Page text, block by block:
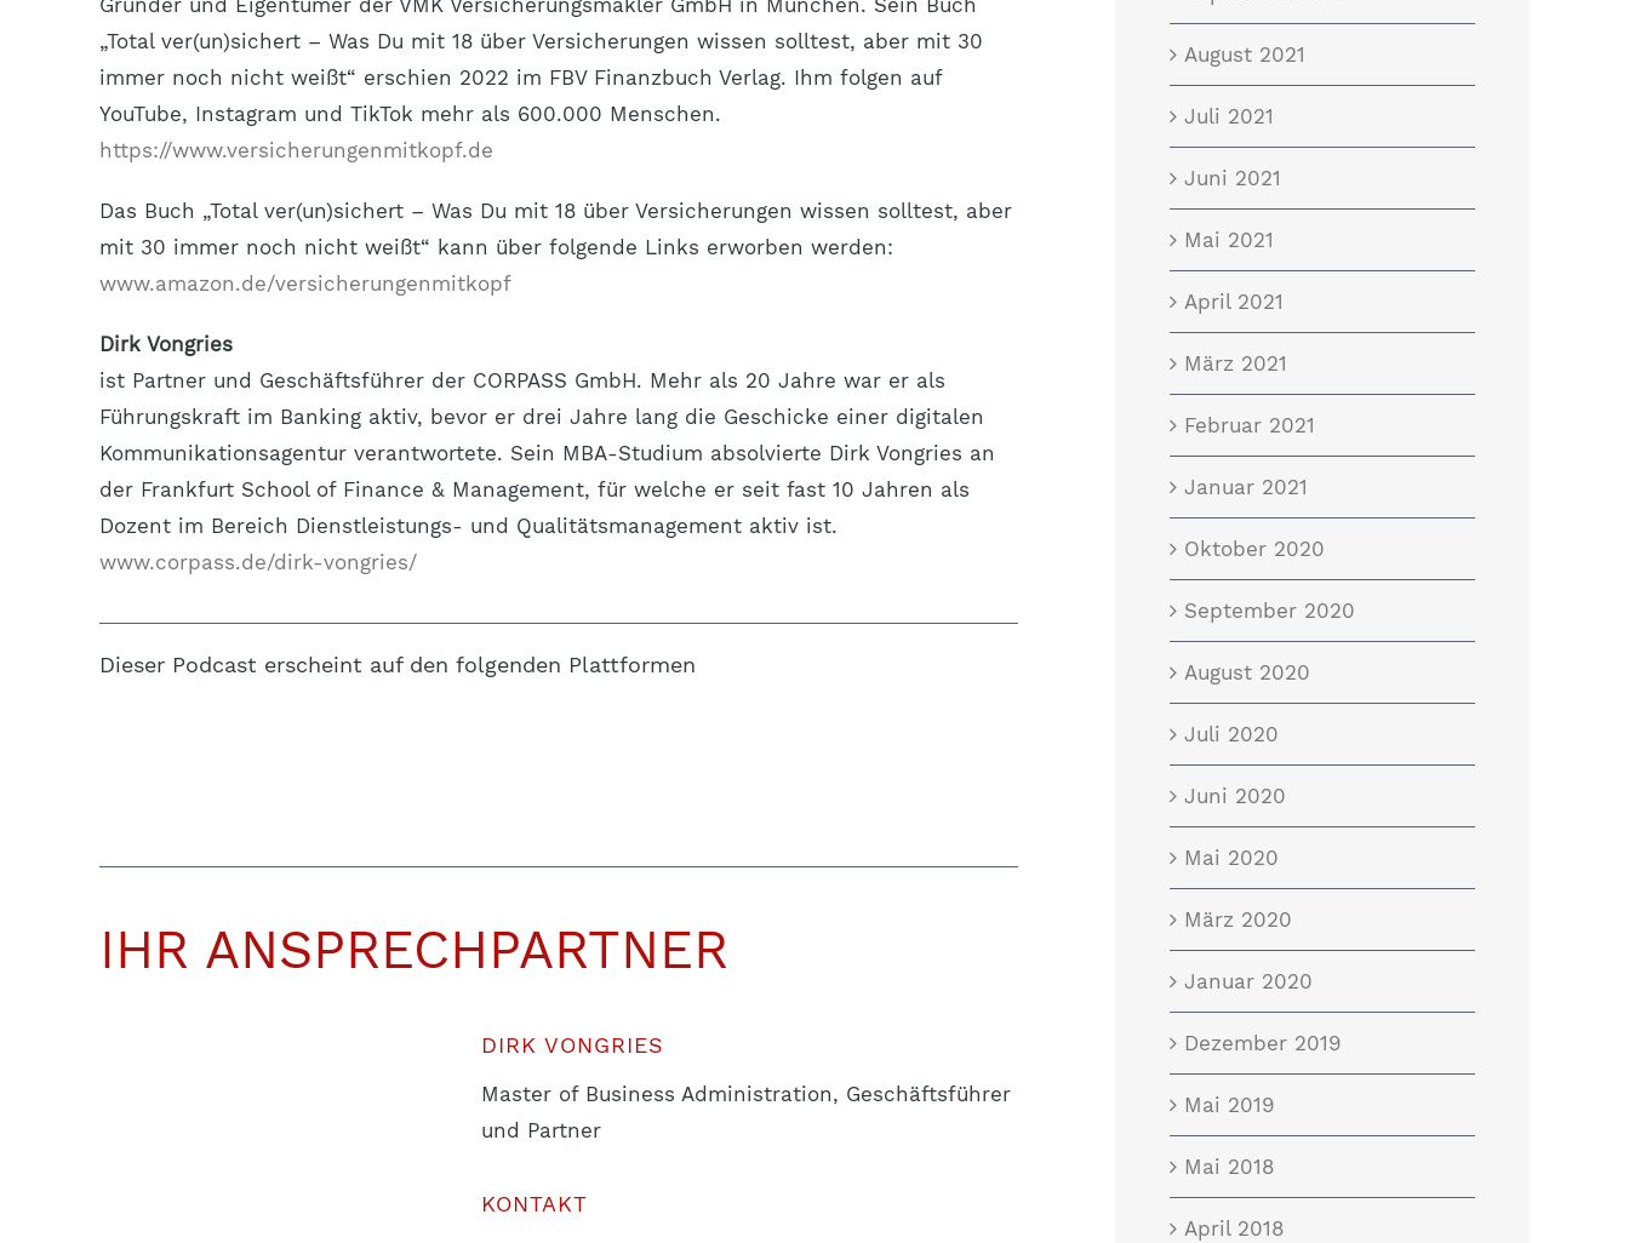
„Total ver(un)sichert – Was Du mit 18 über Versicherungen wissen solltest, aber mit 30
immer noch nicht weißt“ erschien 2022 im FBV Finanzbuch Verlag. Ihm folgen auf
YouTube, Instagram und TikTok mehr als 600.000 Menschen.
https://www.versicherungenmitkopf.de
Das Buch „Total ver(un)sichert – Was Du mit 18 über Versicherungen wissen solltest, aber
mit 30 immer noch nicht weißt“ kann über folgende Links erworben werden:
www.amazon.de/versicherungenmitkopf
Dirk Vongries
ist Partner und Geschäftsführer der CORPASS GmbH. Mehr als 20 Jahre war er als
Führungskraft im Banking aktiv, bevor er drei Jahre lang die Geschicke einer digitalen
Kommunikationsagentur verantwortete. Sein MBA-Studium absolvierte Dirk Vongries an
der Frankfurt School of Finance & Management, für welche er seit fast 10 Jahren als
Dozent im Bereich Dienstleistungs- und Qualitätsmanagement aktiv ist.
www.corpass.de/dirk-vongries/
Dieser Podcast erscheint auf den folgenden Plattformen
IHR ANSPRECHPARTNER
DIRK VONGRIES
Master of Business Administration, Geschäftsführer
und Partner
KONTAKT
August 2021
Juli 2021
Juni 2021
Mai 2021
April 2021
März 2021
Februar 2021
Januar 2021
Oktober 2020
September 2020
August 2020
Juli 2020
Juni 2020
Mai 2020
März 2020
Januar 2020
Dezember 2019
Mai 2019
Mai 2018
April 2018